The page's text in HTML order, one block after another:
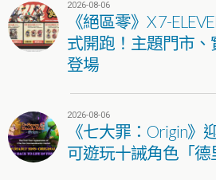
2026-08-06
《絕區零》X 7-
式開跑！主題門市、
登場
2026-08-06
《七大罪：Origin》
可遊玩十誡角色「德